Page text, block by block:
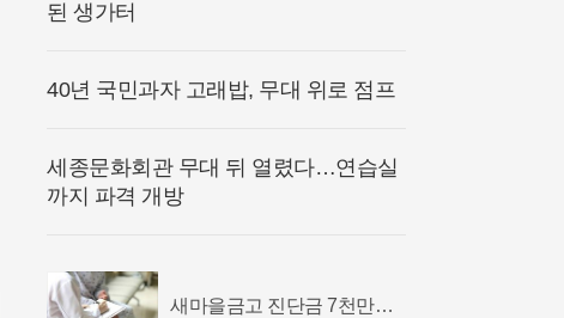
종횡무진하는 모습이다. 이러한 변화는
된 생가터
40년 국민과자 고래밥, 무대 위로 점프
세종문화회관 무대 뒤 열렸다…연습실
까지 파격 개방
새마을금고 진단금 7천만원